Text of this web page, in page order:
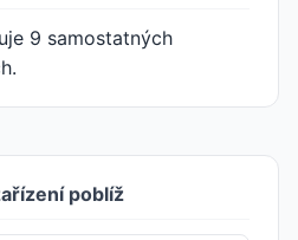
9 samostatných
poblíž